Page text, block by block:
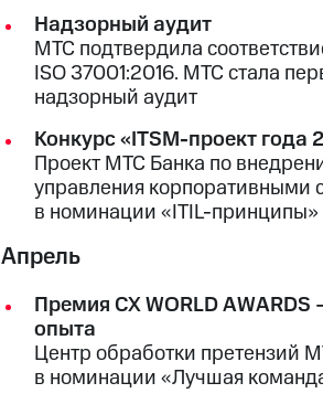
Надзорный аудит
МТС подтвердила
ISO 37001:2016. МТС стала
надзорный аудит
Конкурс «ITSM-проект года
Проект МТС Банка по
управления корпоративными
в номинации «ITIL-принципы»
Апрель
Премия СХ WORLD
опыта
Центр обработки претензий
в номинации «Лучшая